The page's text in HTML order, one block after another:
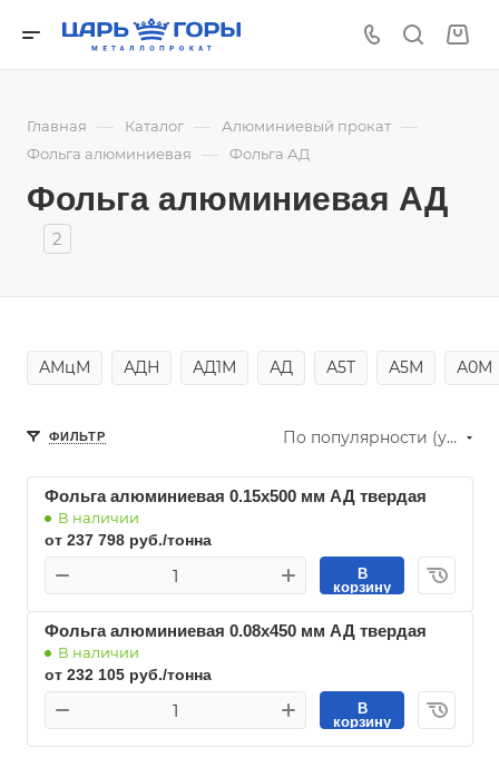
Главная — Каталог — Алюминиевый прокат —
Фольга алюминиевая — Фольга АД
Фольга алюминиевая АД
2
АМцМ АДН АД1М АД А5Т А5М А0М
ФИЛЬТР По популярности (убывание)
Фольга алюминиевая 0.15х500 мм АД твердая
В наличии
от 237 798 руб./тонна
В
корзину
Фольга алюминиевая 0.08х450 мм АД твердая
В наличии
от 232 105 руб./тонна
В
корзину